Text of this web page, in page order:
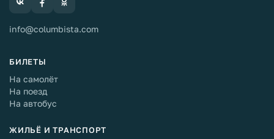
info@columbista.com
БИЛЕТЫ
На самолёт
На поезд
На автобус
ЖИЛЬЁ И ТРАНСПОРТ